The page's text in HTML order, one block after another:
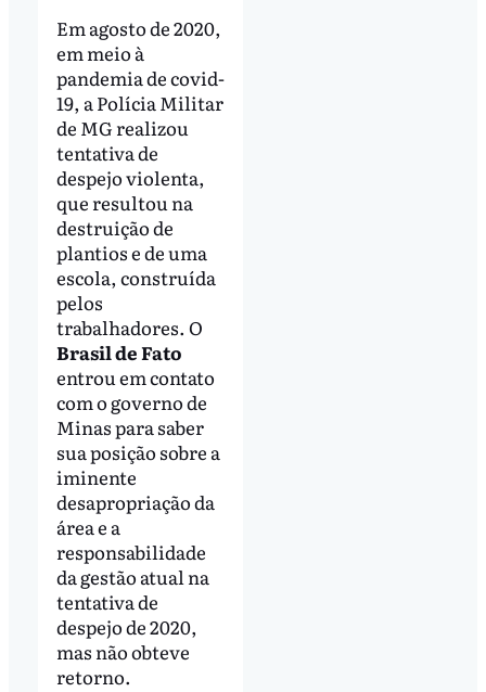
Em agosto de 2020,
em meio à
pandemia de covid-
19, a Polícia Militar
de MG realizou
tentativa de
despejo violenta,
que resultou na
destruição de
plantios e de uma
escola, construída
pelos
trabalhadores. O
Brasil de Fato
entrou em contato
com o governo de
Minas para saber
sua posição sobre a
iminente
desapropriação da
área e a
responsabilidade
da gestão atual na
tentativa de
despejo de 2020,
mas não obteve
retorno.